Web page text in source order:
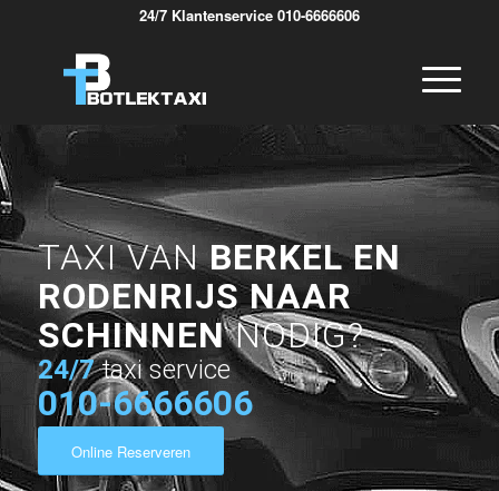
24/7 Klantenservice 010-6666606
TAXI VANBERKEL EN
RODENRIJS NAAR
SCHINNENNODIG?
24/7 taxi service
010-6666606
Online Reserveren